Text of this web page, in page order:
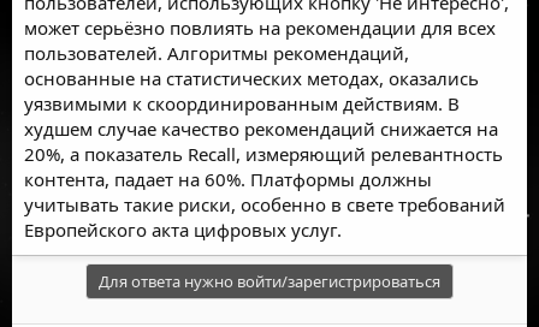
может серьёзно повлиять на рекомендации для всех
пользователей. Алгоритмы рекомендаций,
основанные на статистических методах, оказались
уязвимыми к скоординированным действиям. В
худшем случае качество рекомендаций снижается на
20%, а показатель Recall, измеряющий релевантность
контента, падает на 60%. Платформы должны
учитывать такие риски, особенно в свете требований
Европейского акта цифровых услуг.
Для ответа нужно войти/зарегистрироваться